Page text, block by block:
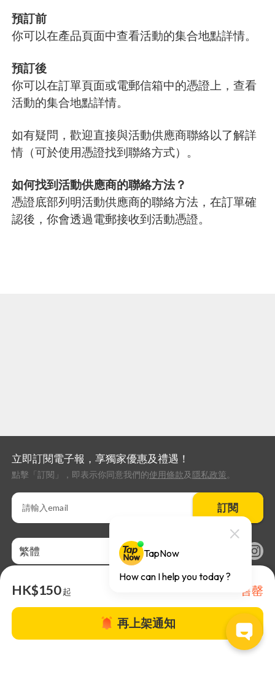
預訂前
你可以在產品頁面中查看活動的集合地點詳情。
預訂後
你可以在訂單頁面或電郵信箱中的憑證上，查看
活動的集合地點詳情。
如有疑問，歡迎直接與活動供應商聯絡以了解詳
情（可於使用憑證找到聯絡方式）。
如何找到活動供應商的聯絡方法？
憑證底部列明活動供應商的聯絡方法，在訂單確
認後，你會透過電郵接收到活動憑證。
HK$150起 售罄
再上架通知
立即訂閱電子報，享獨家優惠及禮遇！
點擊「訂閱」，即表示你同意我們的使用條款及 隱私政策。
訂閱
繁體
關於TapNow |TapNow Blog |加入成為合作夥伴|網站條款 |幫助